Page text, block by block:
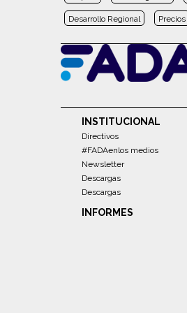
Desarrollo Regional Precios
INSTITUCIONAL
Directivos
#FADAenlos medios
Newsletter
Descargas
Descargas
INFORMES